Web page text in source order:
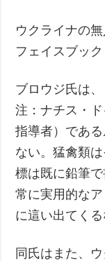
ウクライナの
フェイスブッ
ブロウジ氏は
注：ナチス・
指導者）であ
ない。猛禽類
標は既に鉛筆
常に実用的な
に這い出てくる
同氏はまた、